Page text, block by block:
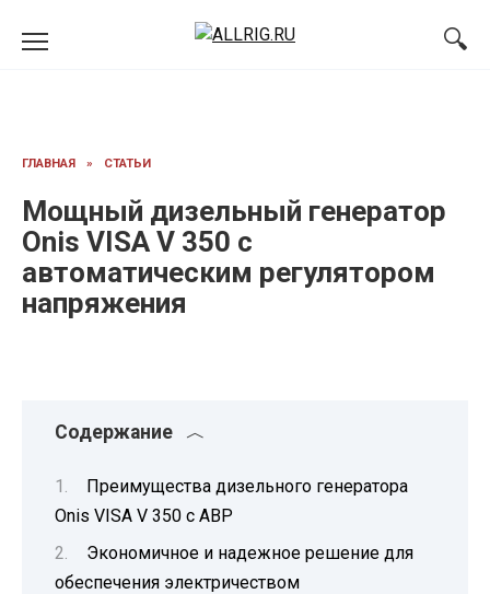
ГЛАВНАЯ » СТАТЬИ
Мощный дизельный генератор
Onis VISA V 350 с
автоматическим регулятором
напряжения
Содержание
Преимущества дизельного генератора
Onis VISA V 350 с АВР
Экономичное и надежное решение для
обеспечения электричеством